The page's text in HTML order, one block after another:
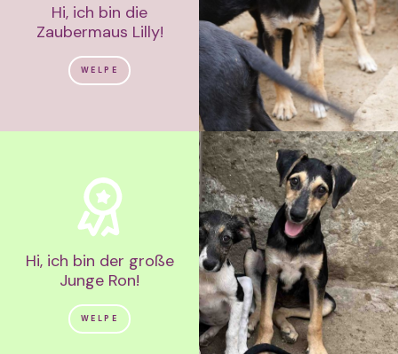
Hi, ich bin die
Zaubermaus Lilly!
WELPE
Hi, ich bin der große
Junge Ron!
WELPE